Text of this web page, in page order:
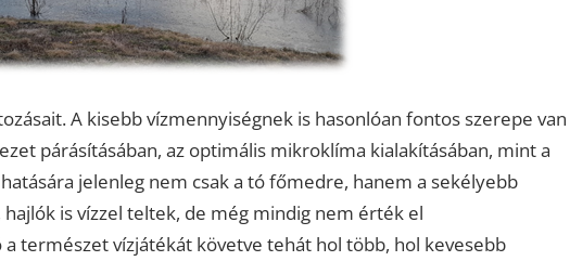
A kisebb vízmennyiségnek is hasonlóan fontos szerepe van
párásításában, az optimális mikroklíma kialakításában, mint a
jelenleg nem csak a tó főmedre, hanem a sekélyebb
is vízzel teltek, de még mindig nem érték el
természet vízjátékát követve tehát hol több, hol kevesebb